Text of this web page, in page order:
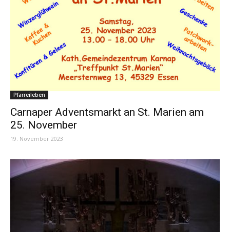
Pfarreileben
Carnaper Adventsmarkt an St. Marien am
25. November
19. November 2023